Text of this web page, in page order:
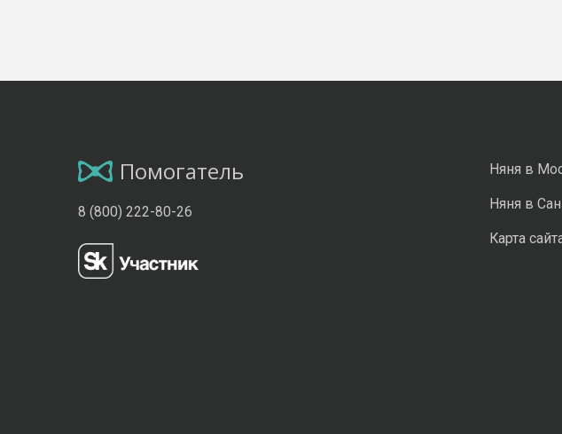
Помогатель
8 (800) 222-80-26
Няня в
Няня в
Карта